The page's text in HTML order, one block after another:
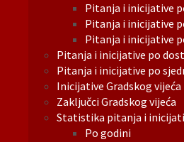
Pitanja i inicijative
Pitanja i inicijative
Pitanja i inicijative
Pitanja i inicijative po
Pitanja i inicijative po
Inicijative Gradskog vijeća
Zaključci Gradskog vijeća
Statistika pitanja i
Po godini